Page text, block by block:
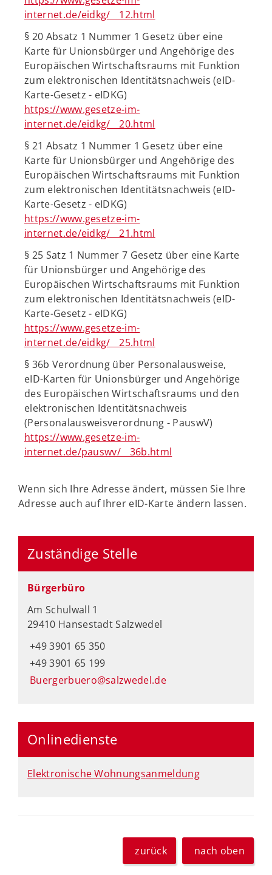
internet.de/eidkg/__12.html
§ 20 Absatz 1 Nummer 1 Gesetz über eine
Karte für Unionsbürger und Angehörige des
Europäischen Wirtschaftsraums mit Funktion
zum elektronischen Identitätsnachweis (eID-
Karte-Gesetz - eIDKG)
https://www.gesetze-im-
internet.de/eidkg/__20.html
§ 21 Absatz 1 Nummer 1 Gesetz über eine
Karte für Unionsbürger und Angehörige des
Europäischen Wirtschaftsraums mit Funktion
zum elektronischen Identitätsnachweis (eID-
Karte-Gesetz - eIDKG)
https://www.gesetze-im-
internet.de/eidkg/__21.html
§ 25 Satz 1 Nummer 7 Gesetz über eine Karte
für Unionsbürger und Angehörige des
Europäischen Wirtschaftsraums mit Funktion
zum elektronischen Identitätsnachweis (eID-
Karte-Gesetz - eIDKG)
https://www.gesetze-im-
internet.de/eidkg/__25.html
§ 36b Verordnung über Personalausweise,
eID-Karten für Unionsbürger und Angehörige
des Europäischen Wirtschaftsraums und den
elektronischen Identitätsnachweis
(Personalausweisverordnung - PauswV)
https://www.gesetze-im-
internet.de/pauswv/__36b.html
Wenn sich Ihre Adresse ändert, müssen Sie Ihre
Adresse auch auf Ihrer eID-Karte ändern lassen.
Zuständige Stelle
Bürgerbüro
Am Schulwall 1
29410 Hansestadt Salzwedel
+49 3901 65 350
+49 3901 65 199
Buergerbuero@salzwedel.de
Onlinedienste
Elektronische Wohnungsanmeldung
zurück nach oben